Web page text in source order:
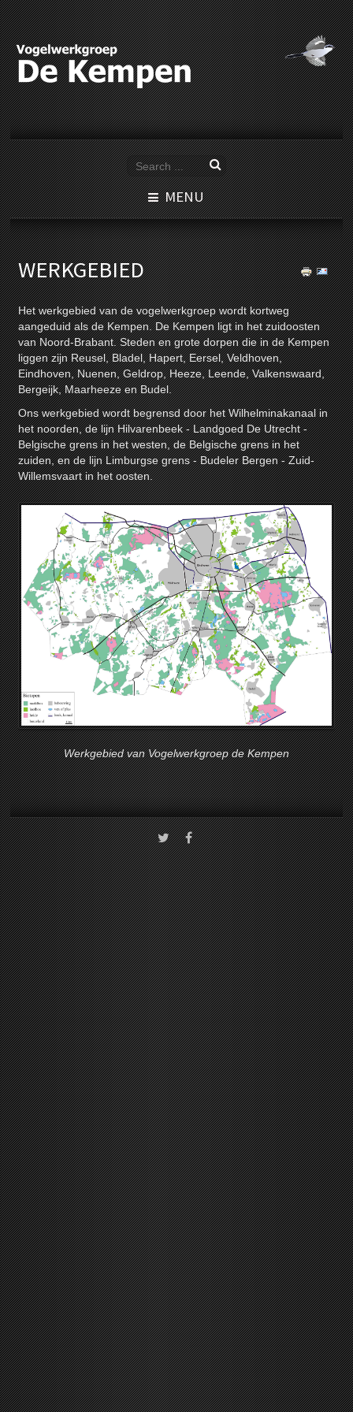
MENU
WERKGEBIED
Het werkgebied van de vogelwerkgroep wordt kortweg
aangeduid als de Kempen. De Kempen ligt in het zuidoosten
van Noord-Brabant. Steden en grote dorpen die in de Kempen
liggen zijn Reusel, Bladel, Hapert, Eersel, Veldhoven,
Eindhoven, Nuenen, Geldrop, Heeze, Leende, Valkenswaard,
Bergeijk, Maarheeze en Budel.
Ons werkgebied wordt begrensd door het Wilhelminakanaal in
het noorden, de lijn Hilvarenbeek - Landgoed De Utrecht -
Belgische grens in het westen, de Belgische grens in het
zuiden, en de lijn Limburgse grens - Budeler Bergen - Zuid-
Willemsvaart in het oosten.
Werkgebied van Vogelwerkgroep de Kempen